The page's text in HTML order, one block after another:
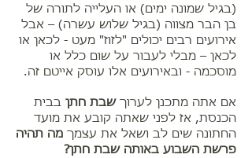
(בגיל שמונה ימים) או העלייה לתורה של
בן הבר מצווה (בגיל שלוש עשרה) – אבל
אירועים רבים יכולים "לזוז" מעט - לכאן או
לכאן – מבלי לעבור על שום כלל או
מוסכמה - ובאירועים אלו עוסק אייטם זה.
אם אתה מתכנן לערוךשבת חתן בבית
הכנסת, אז לפני שאתה קובע את מועד
החתונה שים לב ושאל את עצמך מה תהיה
פרשת השבוע באותה שבת חתן?